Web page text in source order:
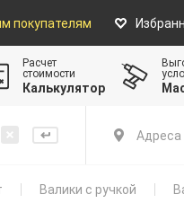
покупателям
Расчет
стоимости
Калькулятор
Адреса
Валики с ручкой